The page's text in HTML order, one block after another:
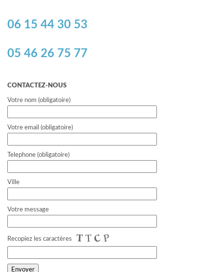
06 15 44 30 53
05 46 26 75 77
CONTACTEZ-NOUS
Votre nom (obligatoire)
Votre email (obligatoire)
Telephone (obligatoire)
Ville
Votre message
Recopiez les caractères